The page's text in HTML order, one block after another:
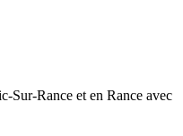
Sur-Rance et en Rance avec